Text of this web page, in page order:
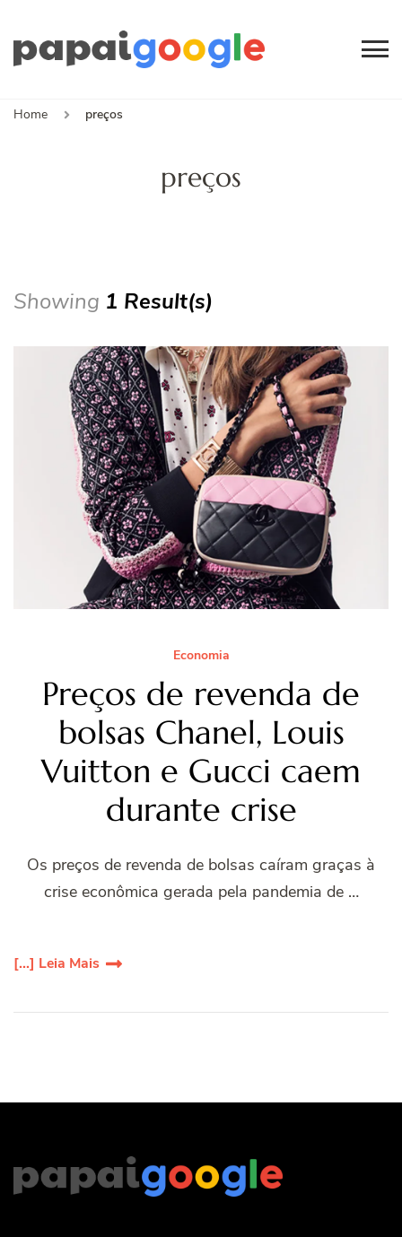
Home
preços
preços
Showing 1 Result(s)
Economia
Preços de revenda de
bolsas Chanel, Louis
Vuitton e Gucci caem
durante crise
Os preços de revenda de bolsas caíram graças à
crise econômica gerada pela pandemia de …
[...] Leia Mais